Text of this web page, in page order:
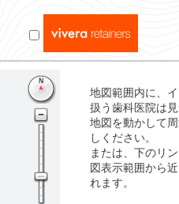
地図範囲内に、
扱う歯科医院は
地図を動かして
しください。
または、下のリ
図表示範囲から
れます。